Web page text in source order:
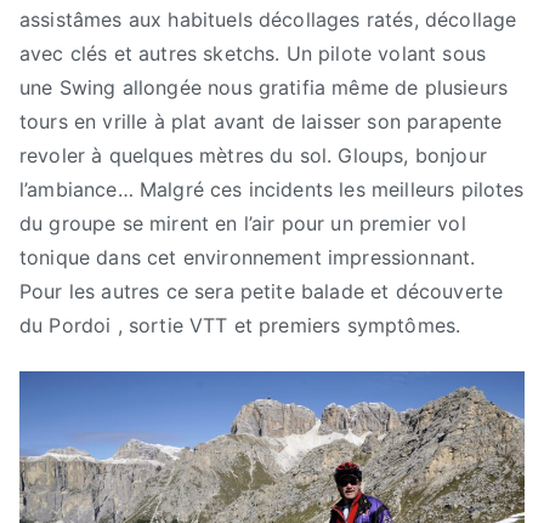
assistâmes aux habituels décollages ratés, décollage
avec clés et autres sketchs. Un pilote volant sous
une Swing allongée nous gratifia même de plusieurs
tours en vrille à plat avant de laisser son parapente
revoler à quelques mètres du sol. Gloups, bonjour
l’ambiance… Malgré ces incidents les meilleurs pilotes
du groupe se mirent en l’air pour un premier vol
tonique dans cet environnement impressionnant.
Pour les autres ce sera petite balade et découverte
du Pordoi , sortie VTT et premiers symptômes.